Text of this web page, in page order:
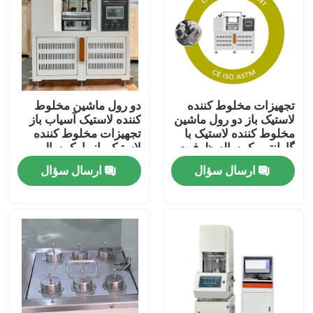
درباره ما
تور کارخانه
کنترل کیفیت
با ما تماس بگیرید
موارد
ماشین آلات تست آزمایشگاهی
تجهیزات مخلوط کننده
لاستیک باز دو رول ماشین
مخلوط کننده لاستیک با
گارانتی یک ساله ظرفیت
کیلوگرم ارسال سؤال
دو رول ماشین مخلوط
کننده لاستیک آسیاب باز
تجهیزات مخلوط کننده
لاستیک باز با یک سال
گارانتی ظرفیت مخلوط
لاستیک 0.3 تا 2 کیلوگرم ارسال سؤال